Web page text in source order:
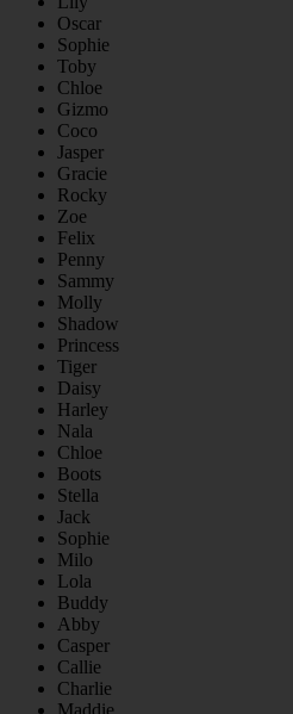
Oscar
Sophie
Toby
Chloe
Gizmo
Coco
Jasper
Gracie
Rocky
Zoe
Felix
Penny
Sammy
Molly
Shadow
Princess
Tiger
Daisy
Harley
Nala
Chloe
Boots
Stella
Jack
Sophie
Milo
Lola
Buddy
Abby
Casper
Callie
Charlie